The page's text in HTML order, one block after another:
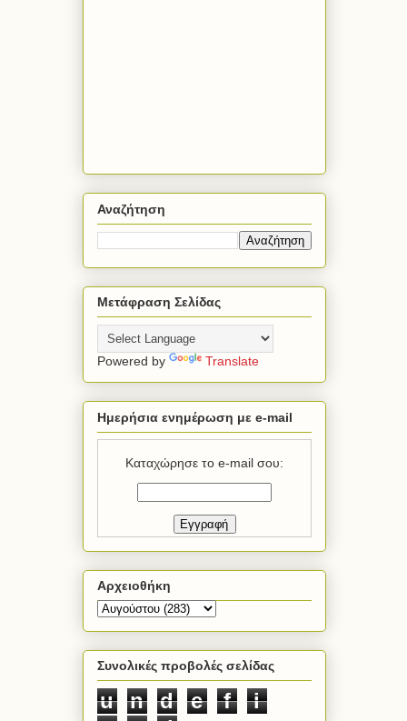
Αναζήτηση
Μετάφραση Σελίδας
Powered by Translate
Ημερήσια ενημέρωση με e-mail
Καταχώρησε το e-mail σου:
Αρχειοθήκη
Συνολικές προβολές σελίδας
u n d e f
i